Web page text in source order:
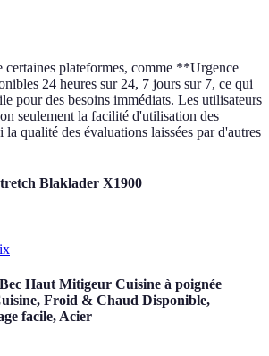
certaines plateformes, comme **Urgence
24 heures sur 24, 7 jours sur 7, ce qui
pour des besoins immédiats. Les utilisateurs
seulement la facilité d'utilisation des
la qualité des évaluations laissées par d'autres
Blaklader X1900
Haut Mitigeur Cuisine à poignée
Froid & Chaud Disponible,
facile, Acier